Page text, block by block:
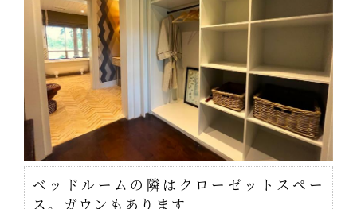
ベッドルームの隣はクローゼットスペー
ス。ガウンもあります